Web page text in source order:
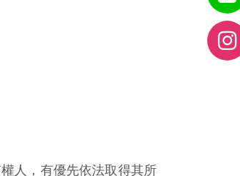
人，有優先依法取得其所